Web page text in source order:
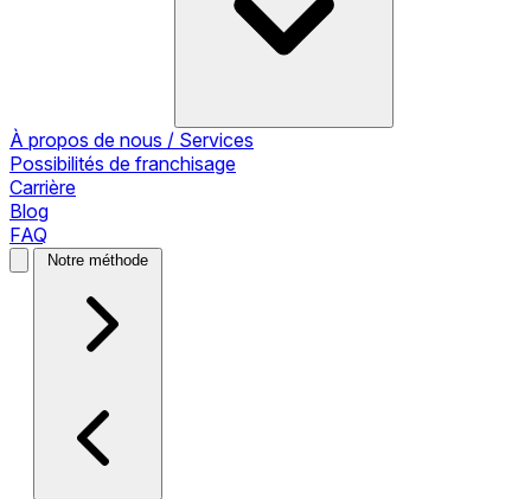
À propos de nous / Services
Possibilités de franchisage
Carrière
Blog
FAQ
Notre méthode